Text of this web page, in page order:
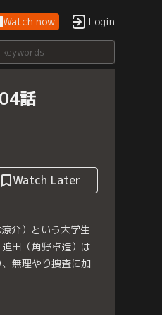
Watch now Login
話
Watch Later
介）という大学生
田（角野卓造）は
無理やり捜査に加